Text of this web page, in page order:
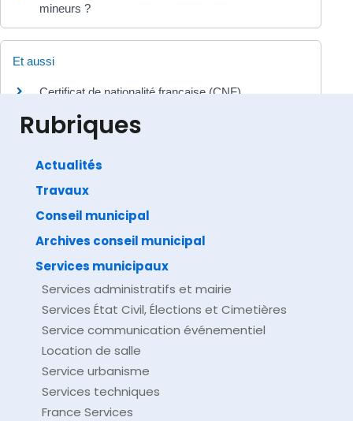
mineurs ?
Et aussi
Certificat de nationalité française (CNF)
Direction de l'information légale et administrative
Rubriques
Actualités
Travaux
Conseil municipal
Archives conseil municipal
Services municipaux
Services administratifs et mairie
Services État Civil, Élections et Cimetières
Service communication événementiel
Location de salle
Service urbanisme
Services techniques
France Services